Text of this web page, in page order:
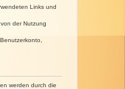
Links und
der Nutzung
werden durch die